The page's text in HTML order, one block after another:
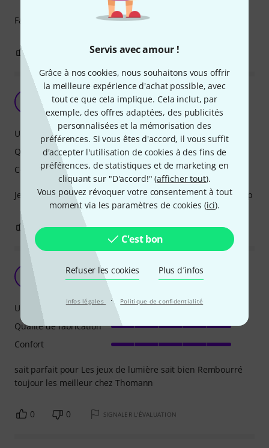
Servis avec amour !
Grâce à nos cookies, nous souhaitons vous offrir
la meilleure expérience d'achat possible, avec
tout ce que cela implique. Cela inclut, par
exemple, des offres adaptées, des publicités
personnalisées et la mémorisation des
préférences. Si vous êtes d'accord, il vous suffit
d'accepter l'utilisation de cookies à des fins de
préférences, de statistiques et de marketing en
cliquant sur "D'accord!" (afficher tout).
Vous pouvez révoquer votre consentement à tout
moment via les paramètres de cookies (ici).
C'est bon
Refuser les cookies Plus d´infos
Infos légales · Politique de confidentialité
Fait son job quoi
SIGNALER L'ÉVALUATION
Je recommande ce produit
Jeanloock 16.10.2020
Je recommande ce produit Conforme à la description au top
Utilisation
Qualité de fabrication
Confort
0 SIGNALER L'ÉVALUATION
Par fait
jijicr59 16.04.2023
sait parfait pour Les jeux de lumière sait bien Rembourré
toujour les meilleur chez Thomann
Utilisation
Qualité de fabrication
Confort
0 0 SIGNALER L'ÉVALUATION